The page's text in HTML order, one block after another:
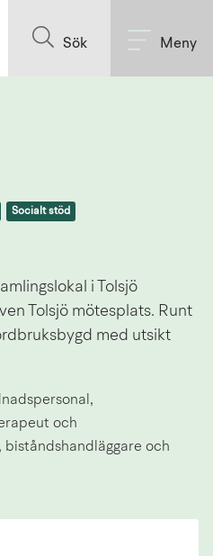
Sök Meny
Socialt stöd
i Tolsjö
Tolsjö mötesplats. Runt
med utsikt
och
och